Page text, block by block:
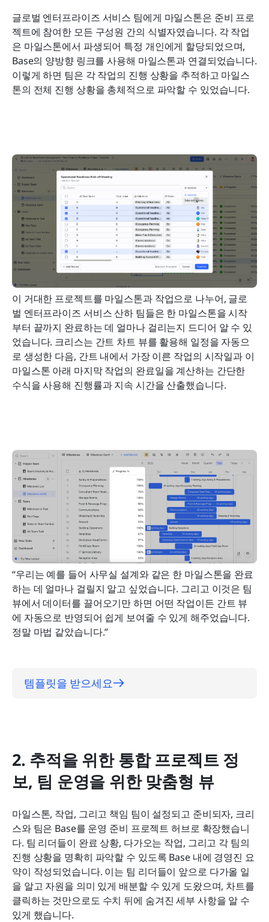
글로벌 엔터프라이즈 서비스 팀에게 마일스톤은 준비 프로
젝트에 참여한 모든 구성원 간의 식별자였습니다. 각 작업
은 마일스톤에서 파생되어 특정 개인에게 할당되었으며,
Base의 양방향 링크를 사용해 마일스톤과 연결되었습니다.
이렇게 하면 팀은 각 작업의 진행 상황을 추적하고 마일스
톤의 전체 진행 상황을 총체적으로 파악할 수 있었습니다.
이 거대한 프로젝트를 마일스톤과 작업으로 나누어, 글로
벌 엔터프라이즈 서비스 산하 팀들은 한 마일스톤을 시작
부터 끝까지 완료하는 데 얼마나 걸리는지 드디어 알 수 있
었습니다. 크리스는 간트 차트 뷰를 활용해 일정을 자동으
로 생성한 다음, 간트 내에서 가장 이른 작업의 시작일과 이
마일스톤 아래 마지막 작업의 완료일을 계산하는 간단한
수식을 사용해 진행률과 지속 시간을 산출했습니다.
“우리는 예를 들어 사무실 설계와 같은 한 마일스톤을 완료
하는 데 얼마나 걸릴지 알고 싶었습니다. 그리고 이것은 팀
뷰에서 데이터를 끌어오기만 하면 어떤 작업이든 간트 뷰
에 자동으로 반영되어 쉽게 보여줄 수 있게 해주었습니다.
정말 마법 같았습니다.”
템플릿을 받으세요
2. 추적을 위한 통합 프로젝트 정
보, 팀 운영을 위한 맞춤형 뷰
마일스톤, 작업, 그리고 책임 팀이 설정되고 준비되자, 크리
스와 팀은 Base를 운영 준비 프로젝트 허브로 확장했습니
다. 팀 리더들이 완료 상황, 다가오는 작업, 그리고 각 팀의
진행 상황을 명확히 파악할 수 있도록 Base 내에 경영진 요
약이 작성되었습니다. 이는 팀 리더들이 앞으로 다가올 일
을 알고 자원을 의미 있게 배분할 수 있게 도왔으며, 차트를
클릭하는 것만으로도 수치 뒤에 숨겨진 세부 사항을 알 수
있게 했습니다.